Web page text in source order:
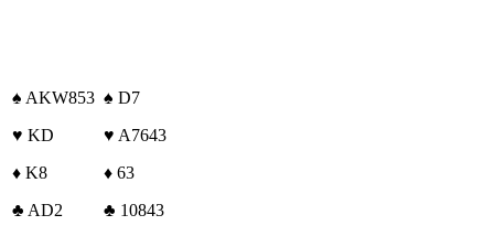
♠ AKW853
♥ KD
♦ K8
♣ AD2
♠ D7
♥ A7643
♦ 63
♣ 10843